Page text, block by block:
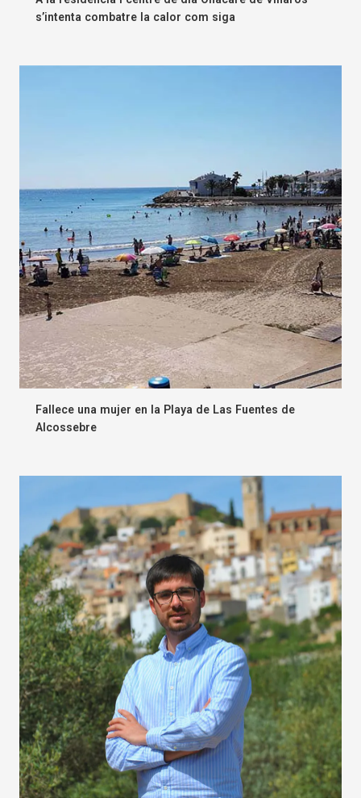
s’intenta combatre la calor com siga
Fallece una mujer en la Playa de Las Fuentes de
Alcossebre